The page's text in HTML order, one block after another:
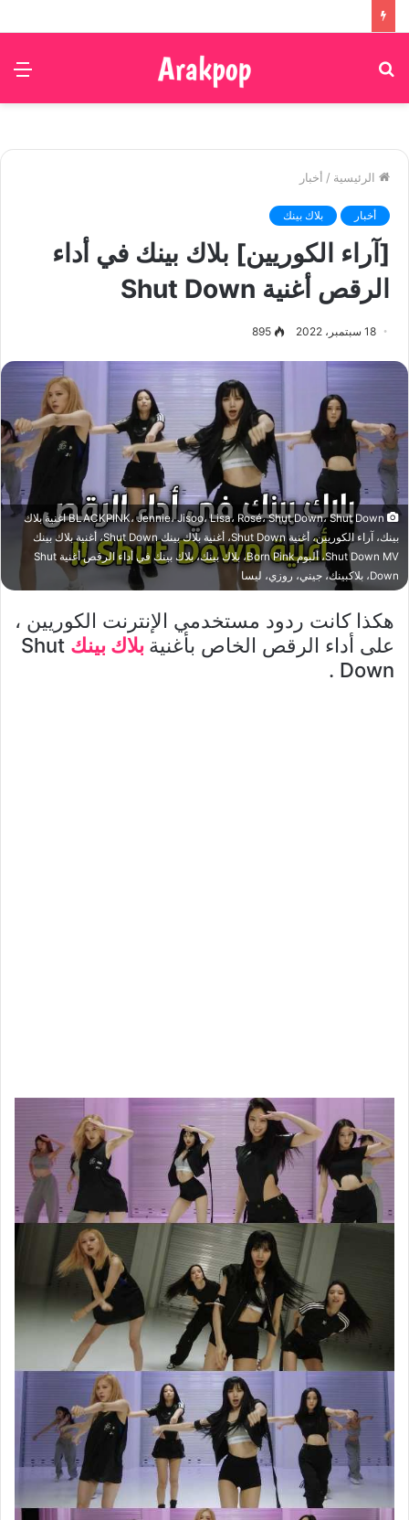
الرئيسية / أخبار
أخبار بلاك بينك
[آراء الكوريين] بلاك بينك في أداء
الرقص أغنية Shut Down
18 سبتمبر، 2022 895
BLACKPINK، Jennie، Jisoo، Lisa، Rosé، Shut Down، Shut Down اغنية بلاك
بينك، آراء الكوريين، أغنية Shut Down، أغنية بلاك بينك Shut Down، أغنية بلاك بينك
Shut Down MV، ألبوم Born Pink، بلاك بينك، بلاك بينك في أداء الرقص أغنية Shut
Down، بلاكبينك، جيني، روزي، ليسا
هكذا كانت ردود مستخدمي الإنترنت الكوريين ،
على أداء الرقص الخاص بأغنية بلاك بينك Shut
Down .